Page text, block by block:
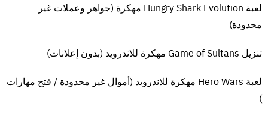
عيوب تطبيق انمي سلاير Anime Slayer للايفون
يحتوى anime slayer iosللآيفون على عدة عيوب وهي:
التطبيق غير متوفر على متجر التطبيقات المعتمدة في الهواتف مثل آب
ستور لنظام الايفون وجوجل بلاي لنظام الاندرويد.
لعبة Hungry Shark Evolution مهكرة (جواهر وعملات غير
محدودة)
تنزيل Game of Sultans مهكرة للاندرويد (بدون إعلانات)
لعبة Hero Wars مهكرة للاندرويد (أموال غير محدودة / فتح مهارات
)